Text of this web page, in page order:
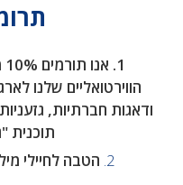
הווירטואליים שלנו
ודאגות חברתיות,
תוכנית
2. הטבה לחיילי